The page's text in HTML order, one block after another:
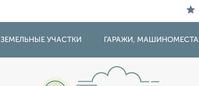
ЗЕМЕЛЬНЫЕ УЧАСТКИ ГАРАЖИ, МАШИНОМЕСТА